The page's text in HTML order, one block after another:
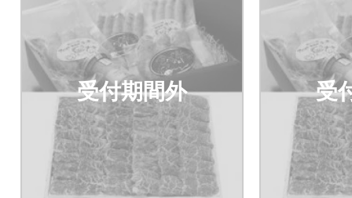
受付期間外 受